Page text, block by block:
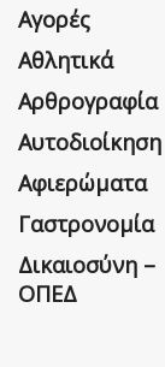
Αγορές
Αθλητικά
Αρθρογραφία
Αυτοδιοίκηση
Αφιερώματα
Γαστρονομία
Δικαιοσύνη –
ΟΠΕΔ